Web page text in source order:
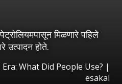
मिळणारे पहिले
उत्पादन होते.
What Did People Use? |
esakal